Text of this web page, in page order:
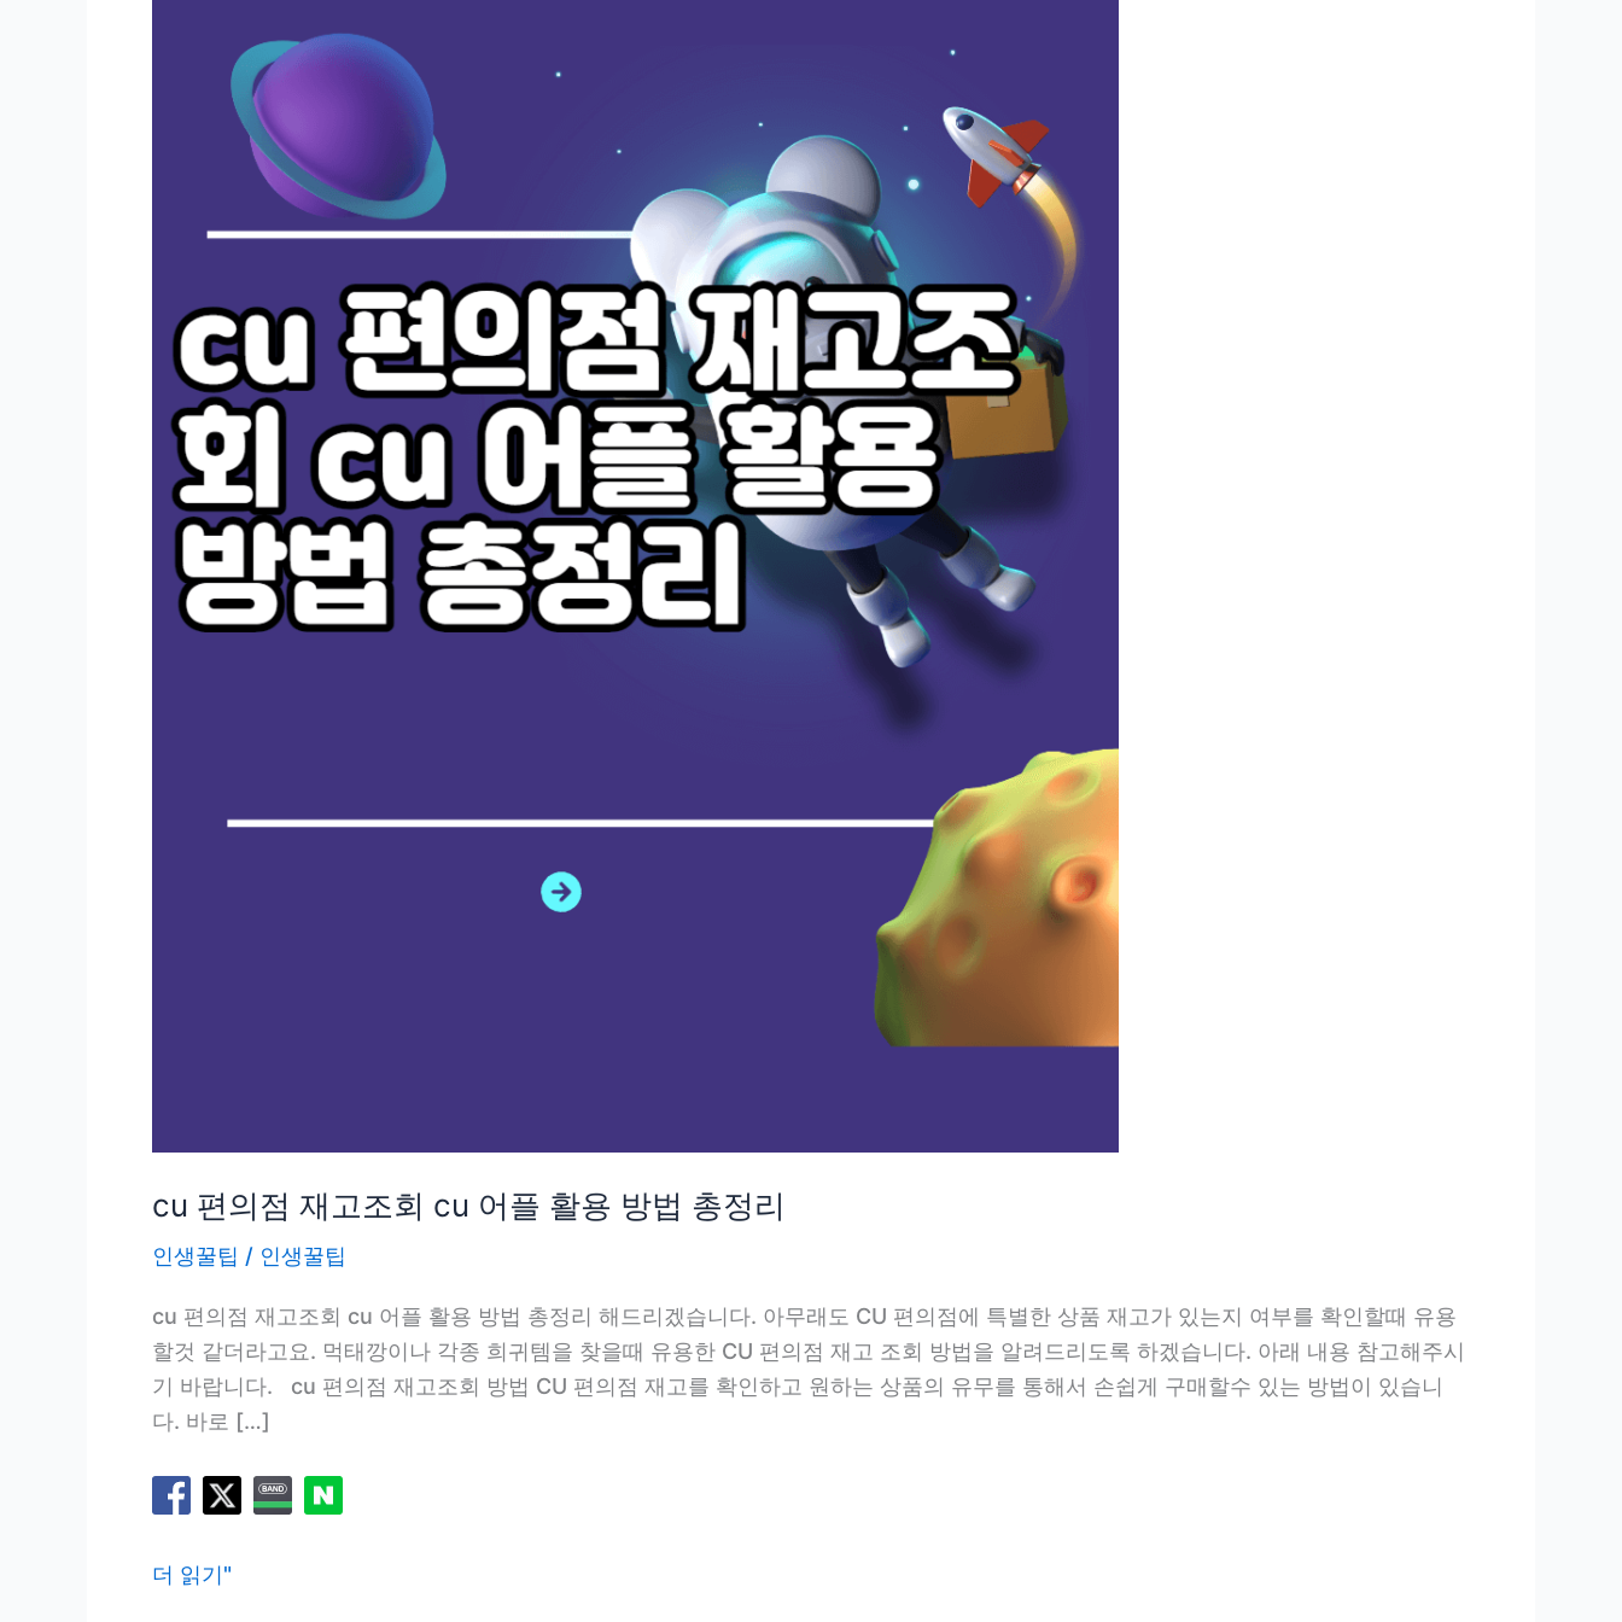
cu 편의점 재고조회 cu 어플 활용 방법 총정리
인생꿀팁 / 인생꿀팁
cu 편의점 재고조회 cu 어플 활용 방법 총정리 해드리겠습니다. 아무래도 CU 편의점에 특별한 상품 재고가 있는지 여부를 확인할때 유용
할것 같더라고요. 먹태깡이나 각종 희귀템을 찾을때 유용한 CU 편의점 재고 조회 방법을 알려드리도록 하겠습니다. 아래 내용 참고해주시
기 바랍니다. cu 편의점 재고조회 방법 CU 편의점 재고를 확인하고 원하는 상품의 유무를 통해서 손쉽게 구매할수 있는 방법이 있습니
다. 바로 […]
cu
더 읽기"